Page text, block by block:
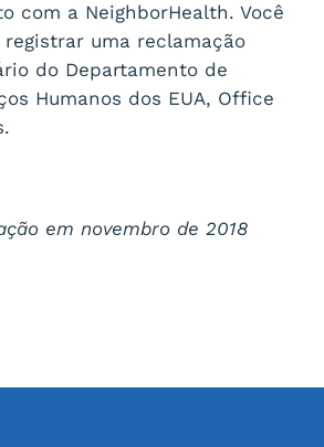
com a NeighborHealth. Você
uma reclamação
do Departamento de
Humanos dos EUA, Office
em novembro de 2018